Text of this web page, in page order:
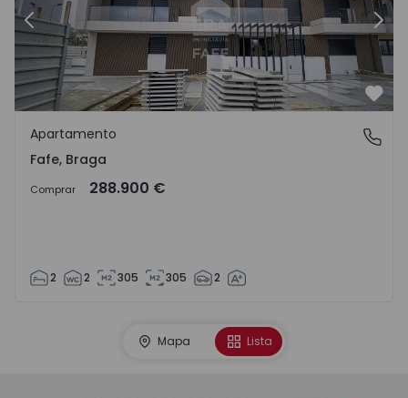
Anterior
Fafe, Braga
Apartamento
Fafe, Braga
Comprar 288.900 €
2 2 305 305 2
Mapa Lista